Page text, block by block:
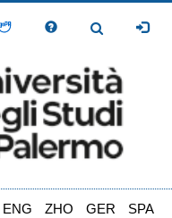
Toggle
ENG ZHO GER SPA